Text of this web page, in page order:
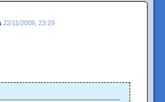
22/11/2009, 23:29